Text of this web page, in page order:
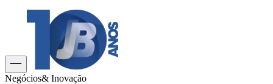
Explore Tudo
Últimas Notícias
Previsão do Tempo
Trânsito e Rotas
Dia a Dia & Lazer
Negócios& Inovação